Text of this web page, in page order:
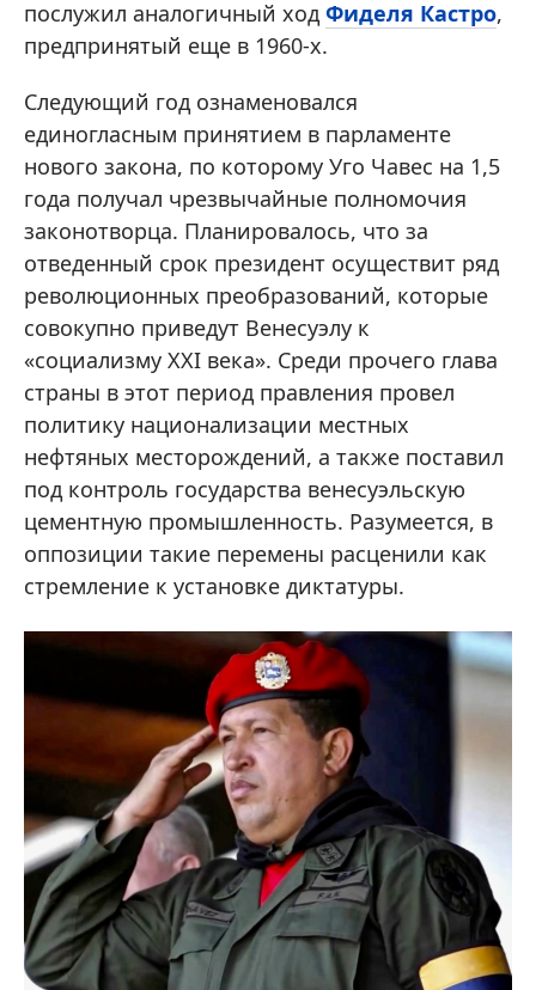
послужил аналогичный ход Фиделя Кастро,
предпринятый еще в 1960-х.
Следующий год ознаменовался
единогласным принятием в парламенте
нового закона, по которому Уго Чавес на 1,5
года получал чрезвычайные полномочия
законотворца. Планировалось, что за
отведенный срок президент осуществит ряд
революционных преобразований, которые
совокупно приведут Венесуэлу к
«социализму XXI века». Среди прочего глава
страны в этот период правления провел
политику национализации местных
нефтяных месторождений, а также поставил
под контроль государства венесуэльскую
цементную промышленность. Разумеется, в
оппозиции такие перемены расценили как
стремление к установке диктатуры.